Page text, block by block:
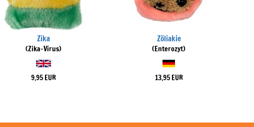
Zika
(Zika-Virus)
9,95 EUR
Zöliakie
(Enterozyt)
13,95 EUR